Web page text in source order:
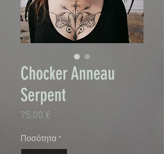
Chocker Anneau
Serpent
75,00 €
Ποσότητα *